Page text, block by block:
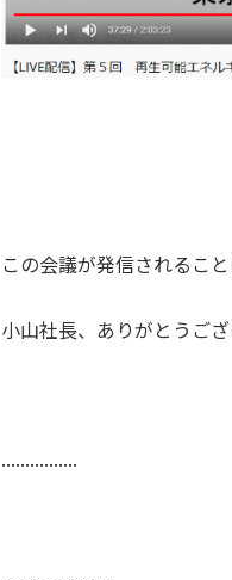
この会議が発信されるこ
小山社長、ありがとうご
................